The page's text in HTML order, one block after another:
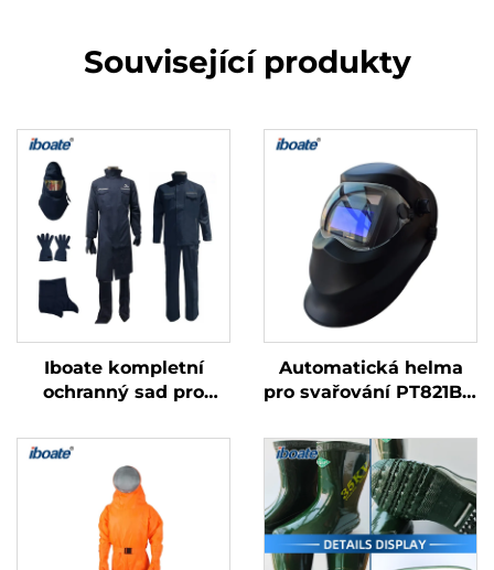
Související produkty
Iboate kompletní
ochranný sad pro
obloukovému výboji
úrovně IV (41 cal/cm²)
– elektrické ochranné
prostředky PPE
vyhovující normě
ASTM
Automatická helma
pro svařování PT821B s
ztemněním – přesná
ochrana při svařování
s pokročilými
funkcemi